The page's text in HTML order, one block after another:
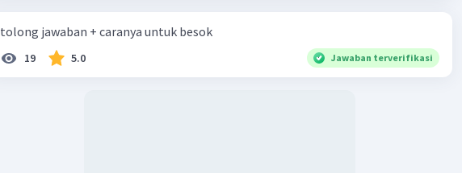
tolong jawaban + caranya untuk besok
19 5.0 Jawaban terverifikasi